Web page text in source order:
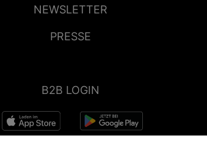
NEWSLETTER
PRESSE
B2B LOGIN